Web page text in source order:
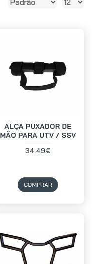
ALÇA PUXADOR DE
MÃO PARA UTV / SSV
34.49€
COMPRAR